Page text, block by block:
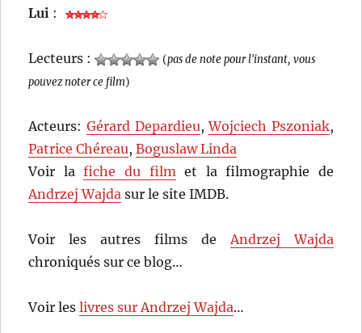
Lui :
Lecteurs : (pas de note pour l'instant, vous
pouvez noter ce film)
Acteurs: Gérard Depardieu,Wojciech Pszoniak,
Patrice Chéreau,Boguslaw Linda
Voir lafiche du filmet la filmographie de
Andrzej Wajda sur le site IMDB.
Voir les autres films deAndrzej Wajda
chroniqués sur ce blog…
Voir leslivres sur Andrzej Wajda…